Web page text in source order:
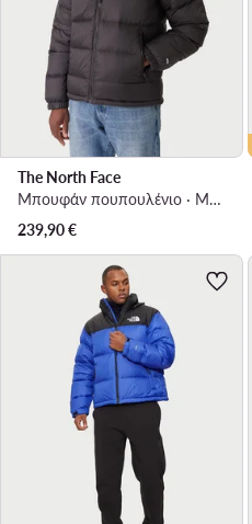
The North Face
Μπουφάν πουπουλένιο · Μαύρο
239,90€